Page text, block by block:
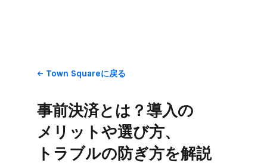
Town Squareに​戻る
事前決済とは？​導入の​
メリットや​選び方、​
トラブルの​防ぎ方を​解説